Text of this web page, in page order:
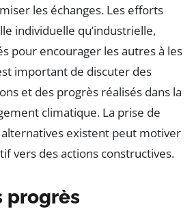
les échanges. Les efforts
individuelle qu’industrielle,
pour encourager les autres à les
important de discuter des
et des progrès réalisés dans la
climatique. La prise de
existent peut motiver
vers des actions constructives.
progrès